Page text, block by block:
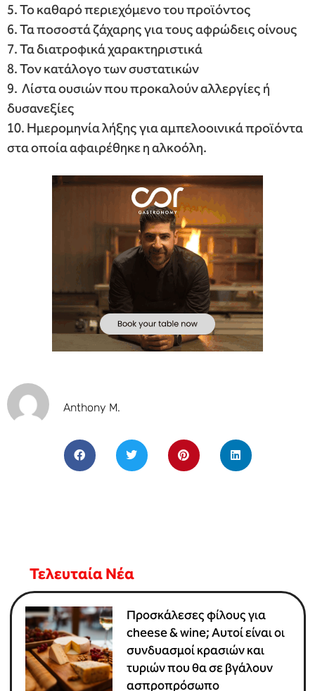
5. Το καθαρό περιεχόμενο του προϊόντος
6. Τα ποσοστά ζάχαρης για τους αφρώδεις οίνους
7. Τα διατροφικά χαρακτηριστικά
8. Τον κατάλογο των συστατικών
9. Λίστα ουσιών που προκαλούν αλλεργίες ή
δυσανεξίες
10. Ημερομηνία λήξης για αμπελοοινικά προϊόντα
στα οποία αφαιρέθηκε η αλκοόλη.
Anthony M.
Τελευταία Νέα
Προσκάλεσες φίλους για
cheese & wine; Αυτοί είναι οι
συνδυασμοί κρασιών και
τυριών που θα σε βγάλουν
ασπροπρόσωπο